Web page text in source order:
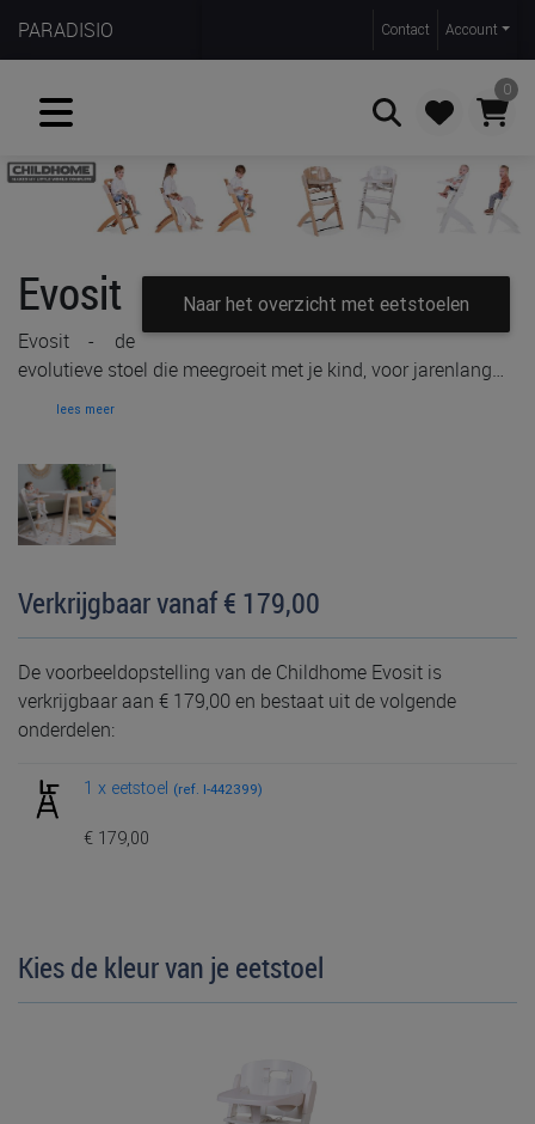
PARADISIO Contact Account
0
Zoeken
Naar het overzicht met eetstoelen
Evosit
Evosit - de
evolutieve stoel die meegroeit met je kind, voor jarenlang…
lees meer
Verkrijgbaar vanaf € 179,00
De voorbeeldopstelling van de Childhome Evosit is
verkrijgbaar aan € 179,00 en bestaat uit de volgende
onderdelen:
1 x eetstoel (ref. I-442399)
€ 179,00
Kies de kleur van je eetstoel